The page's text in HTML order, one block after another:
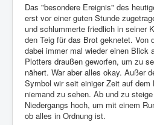
Das "besondere Ereignis" des
erst vor einer guten Stunde
und schlummerte friedlich in seiner
den Teig für das Brot geknetet. Von
dabei immer mal wieder einen Blick
Plotters draußen geworfen, um zu
nähert. War aber alles okay. Außer
Symbol wir seit einiger Zeit auf dem
niemand zu sehen. Ab und zu
Niedergangs hoch, um mit einem
ob alles in Ordnung ist.